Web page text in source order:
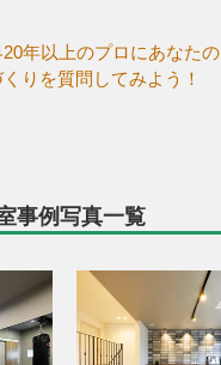
年以上のプロにあなたの
りを質問してみよう！
事例写真一覧